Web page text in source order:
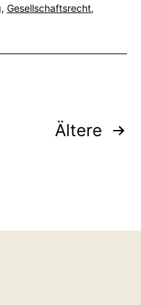
, Gesellschaftsrecht,
Ältere